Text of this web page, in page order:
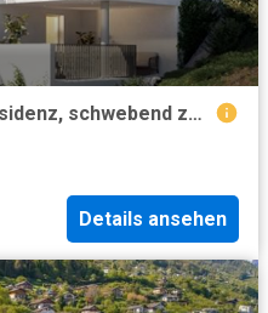
Eine außergewöhnliche Residenz, schwebend zwischen Himmel und Tal
Details ansehen